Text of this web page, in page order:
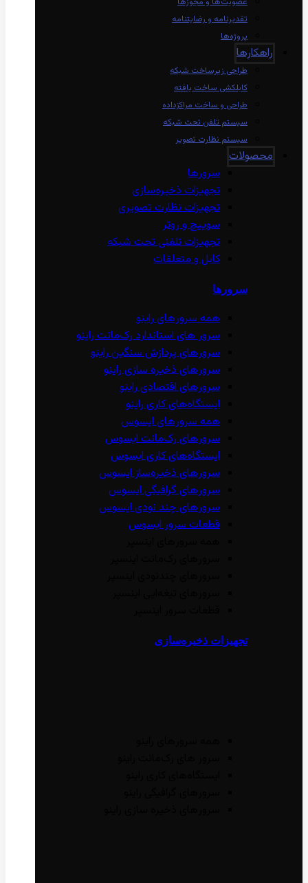
تقدیرنامه و رضایتنامه
پروژه‌ها
راهکارها
طراحی زیرساخت شبکه
کابلکشی ساخت یافته
طراحی و ساخت مراکزداده
سیستم تلفن تحت شبکه
سیستم نظارت تصویر
محصولات
سرورها
تجهیزات ذخیره‌سازی
تجهیزات نظارت تصویری
سوییچ و روتر
تجهیزات تلفنی تحت شبکه
کابل و متعلقات
سرورها
همه سرور‌های راینو
سرور ‌های استاندارد رک‌مانت راینو
سرور‌های پردازش سنگین راینو
سرور‌های ذخیره سازی راینو
سرور‌های اقتصادی راینو
ایستگاه‌های کاری راینو
همه سرور‌های ایسوس
سرور‌های رک‌مانت ایسوس
ایستگاه‌های کاری ایسوس
سرور‌های ذخیره‌ساز ایسوس
سرور‌های گرافیگی ایسوس
سرور‌های چند نودی ایسوس
قطعات سرور ایسوس
تجهیزات ذخیره‌سازی